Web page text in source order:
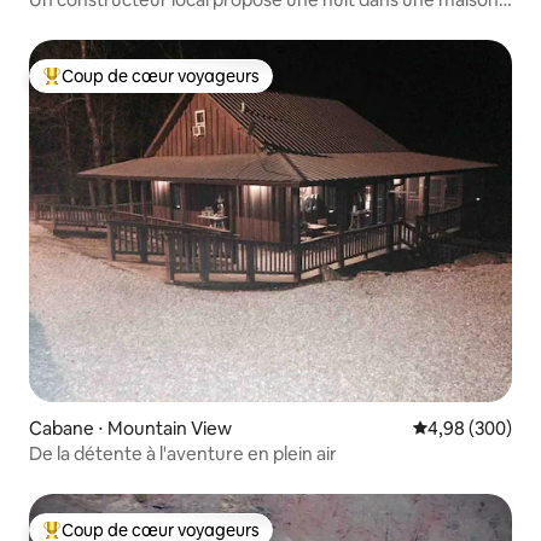
Coups de cœur voyageurs les plus appréciés
Coup de cœur voyageurs
Cabane ⋅ Mountain View Évaluation
4,98 (300)
De la détente à l'aventure en plein air
Coup de cœur voyageurs